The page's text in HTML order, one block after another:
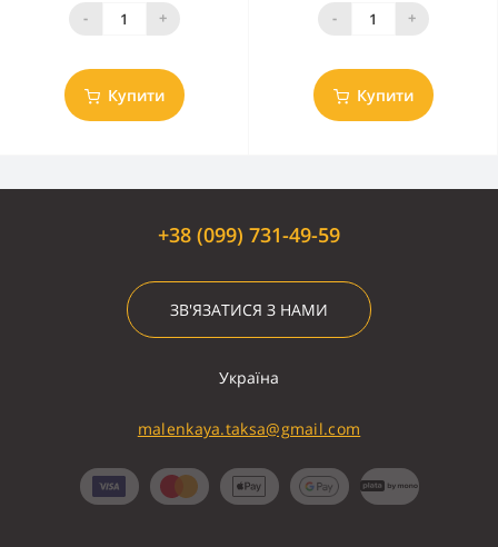
- +
Купити
- +
Купити
+38 (099) 731-49-59
ЗВ'ЯЗАТИСЯ З НАМИ
Україна
malenkaya.taksa@gmail.com